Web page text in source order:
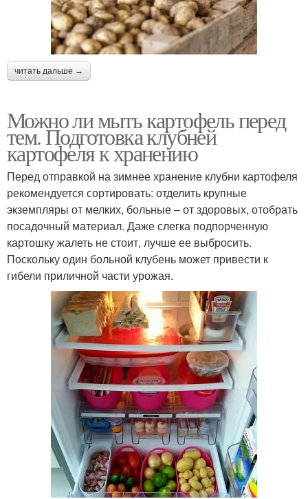
читать дальше →
Можно ли мыть картофель перед
тем. Подготовка клубней
картофеля к хранению
Перед отправкой на зимнее хранение клубни картофеля
рекомендуется сортировать: отделить крупные
экземпляры от мелких, больные – от здоровых, отобрать
посадочный материал. Даже слегка подпорченную
картошку жалеть не стоит, лучше ее выбросить.
Поскольку один больной клубень может привести к
гибели приличной части урожая.